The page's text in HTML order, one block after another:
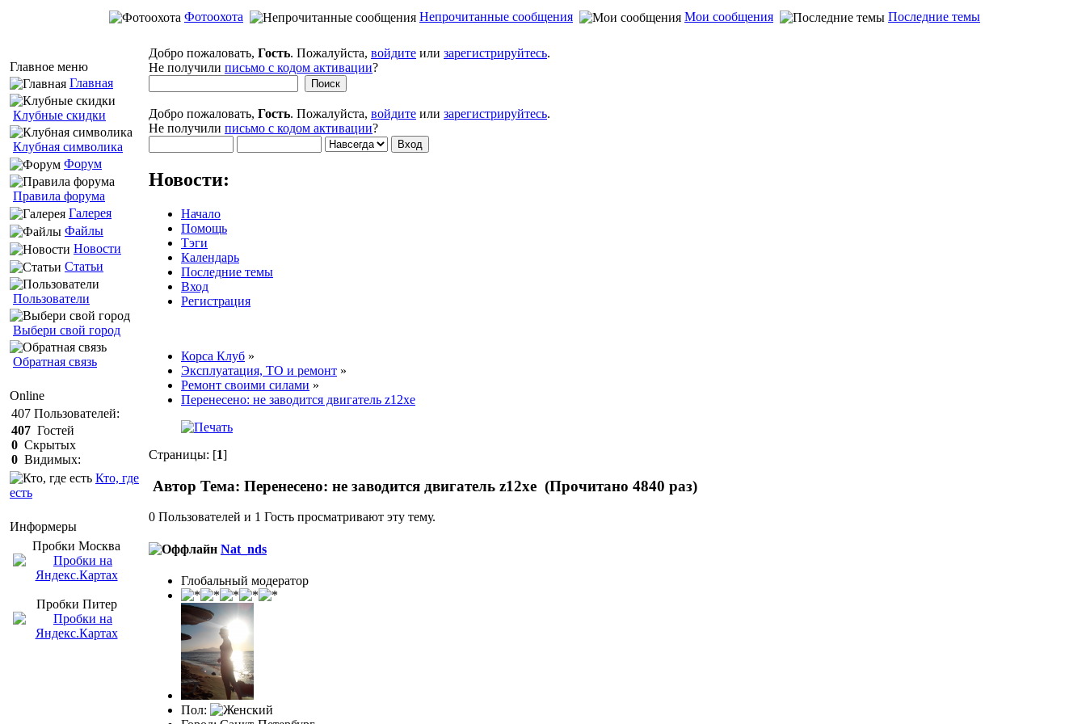
Фотоохота Непрочитанные сообщения Мои сообщения Последние темы
Главное меню
Главная
Клубные скидки
Клубная символика
Форум
Правила форума
Галерея
Файлы
Новости
Статьи
Пользователи
Выбери свой город
Обратная связь
Online
407 Пользователей:
407 Гостей
0 Скрытых
0 Видимых:
Кто, где
есть
Информеры
Пробки Mосква
Пробки Питер
Добро пожаловать, Гость. Пожалуйста, войдите или зарегистрируйтесь.
Не получили письмо с кодом активации?
Добро пожаловать, Гость. Пожалуйста, войдите или зарегистрируйтесь.
Не получили письмо с кодом активации?
Новости:
Начало
Помощь
Тэги
Календарь
Последние темы
Вход
Регистрация
Корса Клуб »
Эксплуатация, ТО и ремонт »
Ремонт своими силами »
Перенесено: не заводится двигатель z12xe
Страницы: [1]
Автор Тема: Перенесено: не заводится двигатель z12xe (Прочитано 4840 раз)
0 Пользователей и 1 Гость просматривают эту тему.
Nat_nds
Глобальный модератор
Пол: